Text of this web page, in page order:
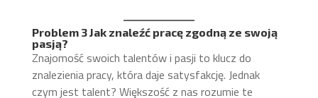
Problem 3 Jak znaleźć pracę zgodną ze swoją
pasją?
Znajomość swoich talentów i pasji to klucz do
znalezienia pracy, która daje satysfakcję. Jednak
czym jest talent? Większość z nas rozumie te